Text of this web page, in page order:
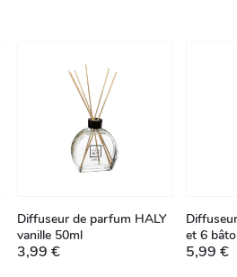
Diffuseur de parfum HALY
vanille 50ml
3,99 €
et 6
5,99 €